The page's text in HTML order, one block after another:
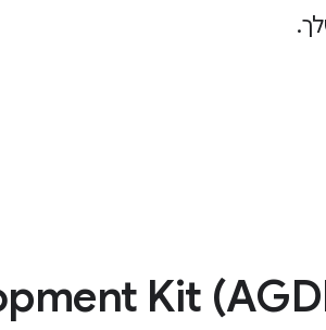
Kit